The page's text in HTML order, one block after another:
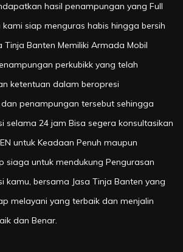
hasil penampungan yang Full
siap menguras habis hingga bersih
Tinja Banten Memiliki Armada Mobil
perkubikk yang telah
ketentuan dalam beropresi
penampungan tersebut sehingga
selama 24 jam Bisa segera konsultasikan
untuk Keadaan Penuh maupun
siaga untuk mendukung Pengurasan
kamu, bersama Jasa Tinja Banten yang
melayani yang terbaik dan menjalin
dan Benar.